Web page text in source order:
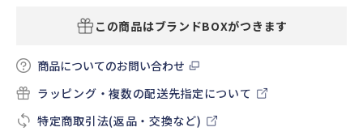
この商品はブランドBOXがつきます
商品についてのお問い合わせ
ラッピング・複数の配送先指定について
特定商取引法(返品・交換など)